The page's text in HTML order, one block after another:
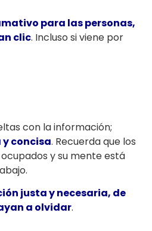
para las personas,
clic. Incluso si viene por
con la información;
concisa. Recuerda que los
y su mente está
justa y necesaria, de
a olvidar.